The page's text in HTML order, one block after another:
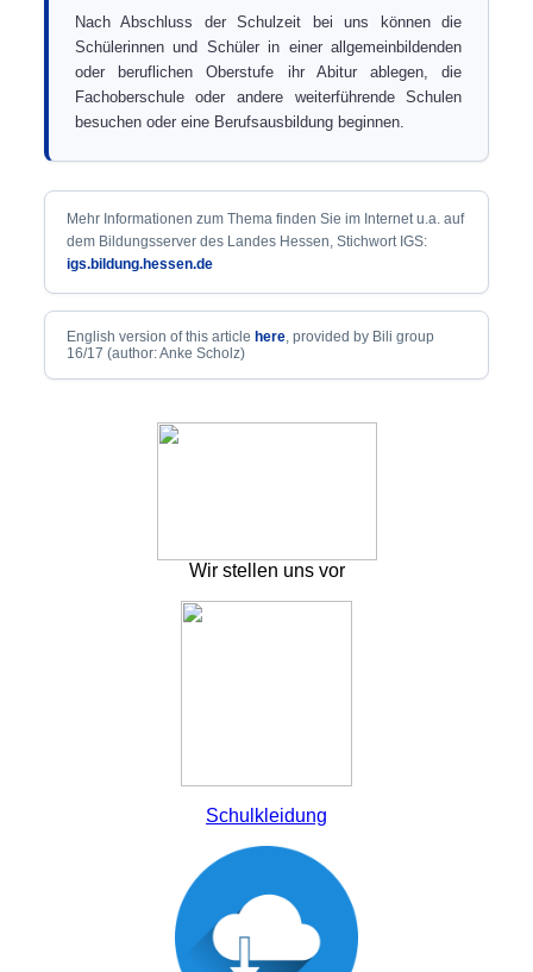
Nach Abschluss der Schulzeit bei uns können die
Schülerinnen und Schüler in einer allgemeinbildenden
oder beruflichen Oberstufe ihr Abitur ablegen, die
Fachoberschule oder andere weiterführende Schulen
besuchen oder eine Berufsausbildung beginnen.
Mehr Informationen zum Thema finden Sie im Internet u.a. auf
dem Bildungsserver des Landes Hessen, Stichwort IGS:
igs.bildung.hessen.de
English version of this article here, provided by Bili group
16/17 (author: Anke Scholz)
Wir stellen uns vor
Schulkleidung